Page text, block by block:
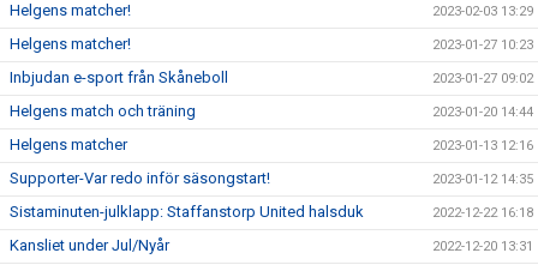
Helgens matcher! 2023-02-03 13:29
Helgens matcher! 2023-01-27 10:23
Inbjudan e-sport från Skåneboll 2023-01-27 09:02
Helgens match och träning 2023-01-20 14:44
Helgens matcher 2023-01-13 12:16
Supporter-Var redo inför säsongstart! 2023-01-12 14:35
Sistaminuten-julklapp: Staffanstorp United halsduk 2022-12-22 16:18
Kansliet under Jul/Nyår 2022-12-20 13:31